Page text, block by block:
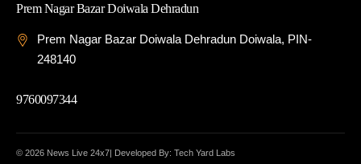
Prem Nagar Bazar Doiwala Dehradun
Prem Nagar Bazar Doiwala Dehradun Doiwala, PIN-
248140
9760097344
© 2026 News Live 24x7| Developed By: Tech Yard Labs